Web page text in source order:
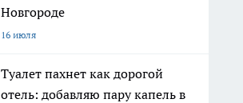
Новгороде
16 июля
Туалет пахнет как дорогой
отель: добавляю пару капель в